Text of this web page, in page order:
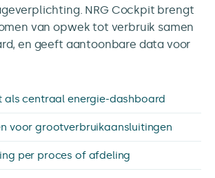
NRG Cockpit brengt
van opwek tot verbruik samen
en geeft aantoonbare data voor
als centraal energie-dashboard
voor grootverbruikaansluitingen
per proces of afdeling